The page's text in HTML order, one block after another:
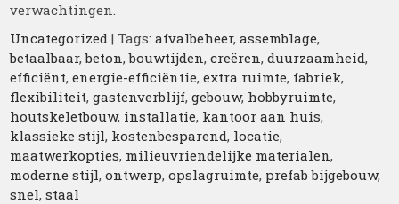
verwachtingen.
Uncategorized | Tags:afvalbeheer,assemblage,
betaalbaar,beton,bouwtijden,creëren,duurzaamheid,
efficiënt,energie-efficiëntie,extra ruimte, fabriek,
flexibiliteit,gastenverblijf,gebouw, hobbyruimte,
houtskeletbouw, installatie, kantoor aan huis,
klassieke stijl, kostenbesparend, locatie,
maatwerkopties, milieuvriendelijke materialen,
moderne stijl,ontwerp,opslagruimte, prefab bijgebouw,
snel,staal